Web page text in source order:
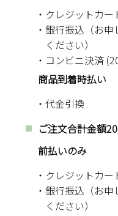
クレジットカー
銀行振込（お申
ください）
コンビニ決済
商品到着時払い
代金引換
ご注文合計金額
前払いのみ
クレジットカー
銀行振込（お申
ください）